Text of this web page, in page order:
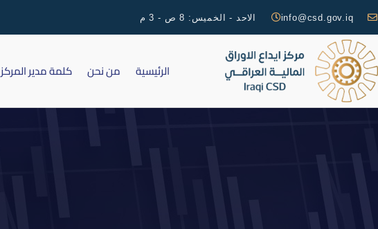
info@csd.gov.iq الاحد - الخميس: 8 ص - 3 م
الرئيسية من نحن كلمة مدير المركز